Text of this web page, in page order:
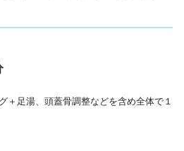
足湯、頭蓋骨調整などを含め全体で１